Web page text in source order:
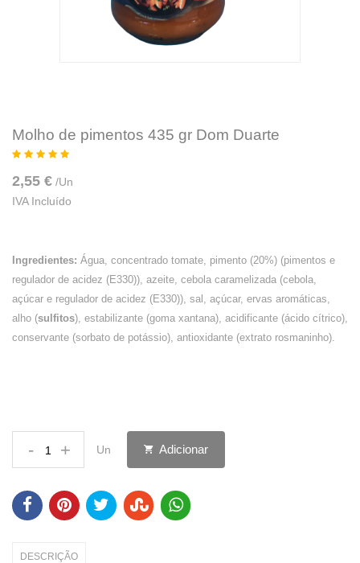
Molho de pimentos 435 gr Dom Duarte
2,55 € /Un
IVA Incluído
Ingredientes: Água, concentrado tomate, pimento (20%) (pimentos e
regulador de acidez (E330)), azeite, cebola caramelizada (cebola,
açúcar e regulador de acidez (E330)), sal, açúcar, ervas aromáticas,
alho (sulfitos), estabilizante (goma xantana), acidificante (ácido cítrico),
conservante (sorbato de potássio), antioxidante (extrato rosmaninho).
- + Un Adicionar
DESCRIÇÃO